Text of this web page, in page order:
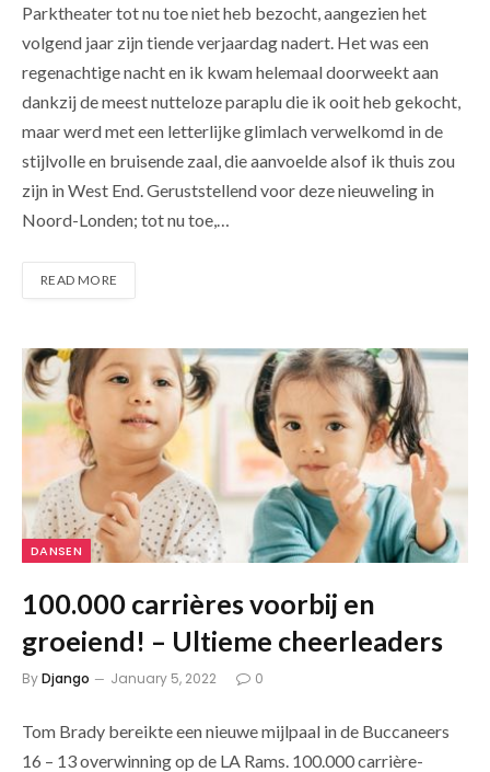
Parktheater tot nu toe niet heb bezocht, aangezien het
volgend jaar zijn tiende verjaardag nadert. Het was een
regenachtige nacht en ik kwam helemaal doorweekt aan
dankzij de meest nutteloze paraplu die ik ooit heb gekocht,
maar werd met een letterlijke glimlach verwelkomd in de
stijlvolle en bruisende zaal, die aanvoelde alsof ik thuis zou
zijn in West End. Geruststellend voor deze nieuweling in
Noord-Londen; tot nu toe,…
READ MORE
DANSEN
100.000 carrières voorbij en
groeiend! – Ultieme cheerleaders
ByDjango January 5, 2022 0
Tom Brady bereikte een nieuwe mijlpaal in de Buccaneers
16 – 13 overwinning op de LA Rams. 100.000 carrière-